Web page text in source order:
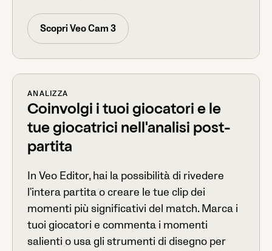
Scopri Veo Cam 3
ANALIZZA
Coinvolgi i tuoi giocatori e le
tue giocatrici nell'analisi post-
partita
In Veo Editor, hai la possibilità di rivedere
l'intera partita o creare le tue clip dei
momenti più significativi del match. Marca i
tuoi giocatori e commenta i momenti
salienti o usa gli strumenti di disegno per